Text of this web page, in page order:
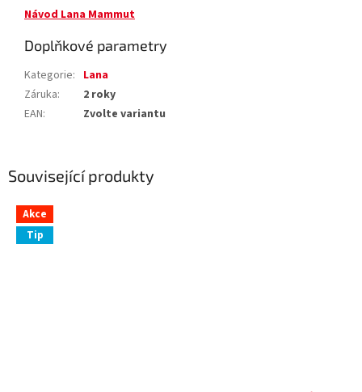
Související produkty
Akce
Tip
Návod Lana Mammut
Doplňkové parametry
Kategorie: Lana
Záruka:
2 roky
EAN: Zvolte variantu